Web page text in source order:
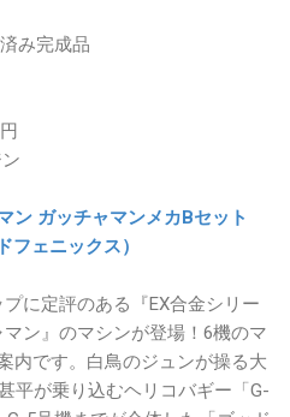
み完成品
ン ガッチャマンメカBセット
フェニックス）
に定評のある『EX合金シリー
ン』のマシンが登場！6機のマ
内です。白鳥のジュンが操る大
平が乗り込むヘリコバギー「G-